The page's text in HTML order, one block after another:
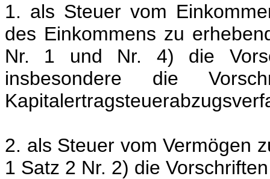
1. als Steuer vom
des Einkommens zu
Nr. 1 und Nr. 4) die
insbesondere die
2. als Steuer vom Vermögen
1 Satz 2 Nr. 2) die